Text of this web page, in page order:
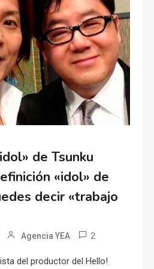
de Tsunku
«idol» de
decir «trabajo
Agencia YEA 2
del productor del Hello!